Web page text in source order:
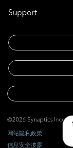
Support
©2026 Synaptics
网站隐私政策
信息安全披露